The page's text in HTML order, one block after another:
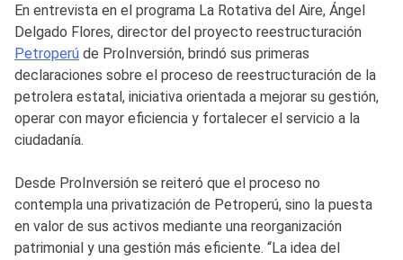
En entrevista en el programa La Rotativa del Aire, Ángel
Delgado Flores, director del proyecto reestructuración
Petroperú de ProInversión, brindó sus primeras
declaraciones sobre el proceso de reestructuración de la
petrolera estatal, iniciativa orientada a mejorar su gestión,
operar con mayor eficiencia y fortalecer el servicio a la
ciudadanía.
Desde ProInversión se reiteró que el proceso no
contempla una privatización de Petroperú, sino la puesta
en valor de sus activos mediante una reorganización
patrimonial y una gestión más eficiente. “La idea del